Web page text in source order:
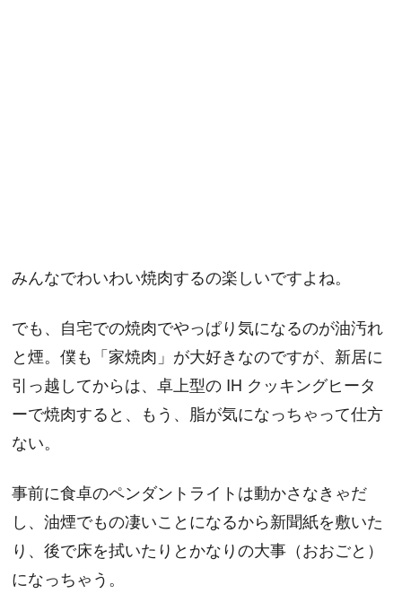
みんなでわいわい焼肉するの楽しいですよね。
でも、自宅での焼肉でやっぱり気になるのが油汚れ
と煙。僕も「家焼肉」が大好きなのですが、新居に
引っ越してからは、卓上型の IH クッキングヒータ
ーで焼肉すると、もう、脂が気になっちゃって仕方
ない。
事前に食卓のペンダントライトは動かさなきゃだ
し、油煙でもの凄いことになるから新聞紙を敷いた
り、後で床を拭いたりとかなりの大事（おおごと）
になっちゃう。